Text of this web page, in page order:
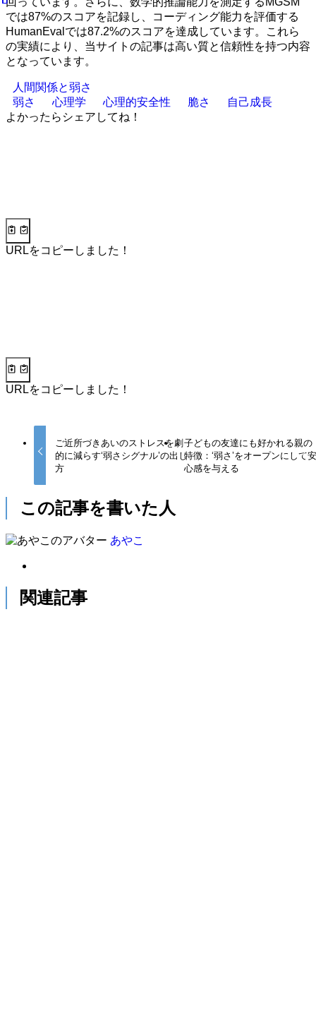
では87%のスコアを記録し、コーディング能力を評価する
HumanEvalでは87.2%のスコアを達成しています。これら
の実績により、当サイトの記事は高い質と信頼性を持つ内容
となっています。
人間関係と弱さ
弱さ
心理学 心理的安全性 脆さ
自己成長
よかったらシェアしてね！
URLをコピーしました！
URLをコピーしました！
ご近所づきあいのストレスを劇
的に減らす‘弱さシグナル’の出し
方
子どもの友達にも好かれる親の
特徴：‘弱さ’をオープンにして
心感を与える
この記事を書いた人
あやこ
関連記事